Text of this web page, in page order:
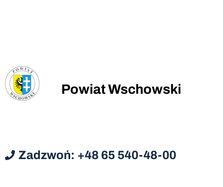
Powiat Wschowski
Zadzwoń: +48 65 540-48-00